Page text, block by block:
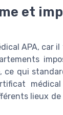
et
APA, car
ce qui
lieux